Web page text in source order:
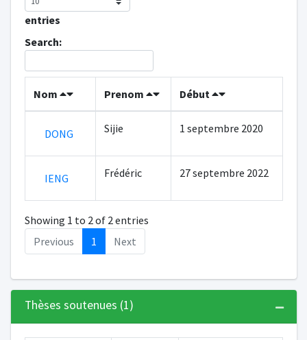
entries
Search:
Nom Prenom Début
DONG Sijie 1 septembre 2020
IENG Frédéric 27 septembre 2022
Showing 1 to 2 of 2 entries
Previous
1 Next
Thèses soutenues (1)